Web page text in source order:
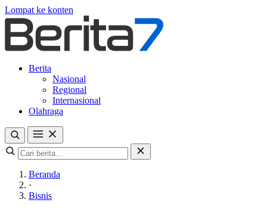
Lompat ke konten
Berita
Nasional
Regional
Internasional
Olahraga
Beranda
·
Bisnis